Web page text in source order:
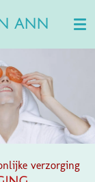
ANN
verzorging